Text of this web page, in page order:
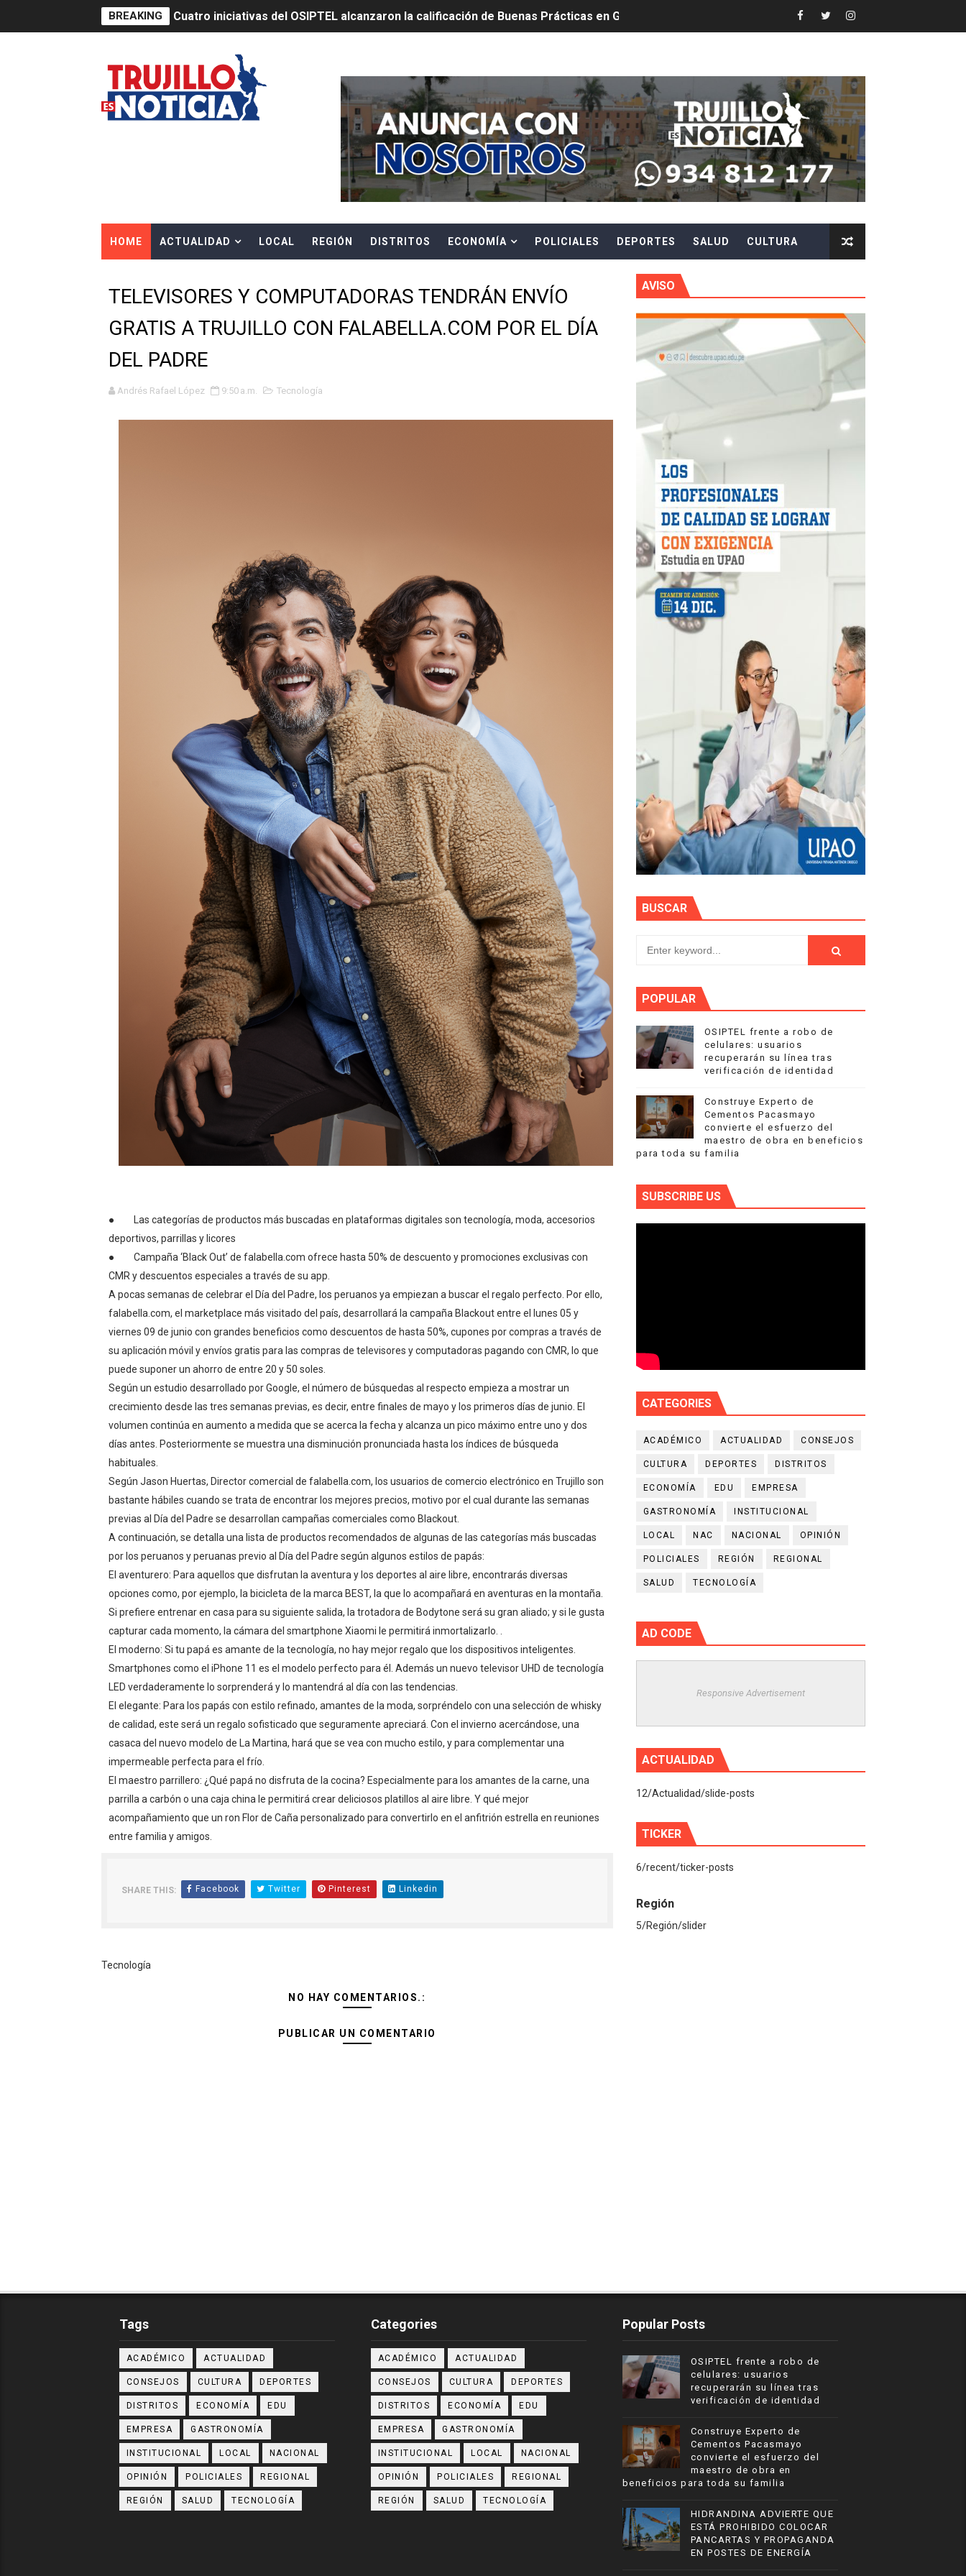
BREAKING Cuatro iniciativas del OSIPTEL alcanzaron la calificación de Buenas Prácticas en Gestión Pública 2026
HIDRANDINA ADVIERTE QUE ESTÁ PROHIBIDO COLOCAR PANCARTAS Y PROPAGANDA EN POSTES DE ENERGÍA
HIDRANDINA: ACTUALIZA TUS DATOS PARA CONOCER SOBRE CORTES PROGRAMADOS Y AGILIZAR LA ATENCIÓN ANTE PROBLEMAS ELÉCTRICOS
ADAS: QUEDAN MENOS DE 90 DÍAS PARA PROTEGER A TRUJILLO Y VIRÚ DE "EL NIÑO"
Construye Experto de Cementos Pacasmayo convierte el esfuerzo del maestro de obra en beneficios para toda su familia
IPE: Nuevo gobierno debe priorizar el impulso a la inversión privada y medidas contra fenómeno El Niño
HIDRANDINA ALERTA SOBRE FALSOS TRABAJADORES Y BRINDA RECOMENDACIONES PARA EVITAR ROBOS Y ESTAFAS
HIDRANDINA ADVIERTE SOBRE EL PELIGRO DE LOS CABLES EN DESUSO Y EXHORTA A LA CIUDADANÍA A REPORTARLOS
HASTA EL 2 DE AGOSTO TIENEN PLAZO PARA PONERSE AL DÍA EN SU RECIBO Y PARTICIPAR EN EL SORTEO DE HIDRANDINA
Tres de cada cuatro atenciones del OSIPTEL estuvieron relacionadas con el servicio móvil en primer semestre de 2026
OSIPTEL: nueve de cada 10 atenciones a usuarios de La Libertad fueron sobre el servicio móvil en el primer semestre de 2026
GEANMARCO QUEZADA PRESTÓ JURAMENTO COMO DIPUTADO "POR LA PACIFICACIÓN DE LA LIBERTAD"
14 COLEGIOS DE TRUJILLO Y VIRÚ BUSCAN LA ACREDITACIÓN DEL PROGRAMA “APRENDIENDO CON ENERGÍA” DE HIDRANDINA
¿Viajas por Fiestas Patrias? Así puedes evitar pagar por telefonía, internet o televisión de paga mientras no estés en casa
JAMES PÉREZ ASEGURA QUE EN SUS PRIMEROS MESES DE GESTIÓN RECUPERARÁ LAS PISTAS DE FLORENCIA DE MORA
MÁS DE 12 MIL USUARIOS QUEDARON SIN ENERGÍA POR NO RESPETARSE LAS DISTANCIAS MÍNIMAS DE SEGURIDAD
OSIPTEL: Ahora dar de baja tu servicio de internet o telefonía solo toma un día hábil
¿Viajas por fiestas patrias? OSIPTEL recomienda verificar la cobertura móvil de tu destino con Checa tu señal
REGULARIZA TUS DEUDAS POR VIDEO GESTIÓN, ACCEDE A FACILIDADES DE PAGO Y PARTICIPA EN EL SORTEO POR FIESTAS PATRIAS DE
HIDRANDINA: POR FIESTAS PATRIAS APROVECHA LAS FACILIDADES DE PAGO PARA REGULARIZAR DEUDAS ELÉCTRICAS
La sostenibilidad es responsabilidad de todos: El 77% de peruanos reconoce posibles impactos ambientales de la minería
HOME ACTUALIDAD LOCAL REGIÓN DISTRITOS ECONOMÍA POLICIALES DEPORTES SALUD CULTURA
TELEVISORES Y COMPUTADORAS TENDRÁN ENVÍO
GRATIS A TRUJILLO CON FALABELLA.COM POR EL DÍA
DEL PADRE
Andrés Rafael López 9:50 a.m. Tecnología
● Las categorías de productos más buscadas en plataformas digitales son tecnología, moda, accesorios
deportivos, parrillas y licores
● Campaña ‘Black Out’ de falabella.com ofrece hasta 50% de descuento y promociones exclusivas con
CMR y descuentos especiales a través de su app.
A pocas semanas de celebrar el Día del Padre, los peruanos ya empiezan a buscar el regalo perfecto. Por ello,
falabella.com, el marketplace más visitado del país, desarrollará la campaña Blackout entre el lunes 05 y
viernes 09 de junio con grandes beneficios como descuentos de hasta 50%, cupones por compras a través de
su aplicación móvil y envíos gratis para las compras de televisores y computadoras pagando con CMR, lo que
puede suponer un ahorro de entre 20 y 50 soles.
Según un estudio desarrollado por Google, el número de búsquedas al respecto empieza a mostrar un
crecimiento desde las tres semanas previas, es decir, entre finales de mayo y los primeros días de junio. El
volumen continúa en aumento a medida que se acerca la fecha y alcanza un pico máximo entre uno y dos
días antes. Posteriormente se muestra una disminución pronunciada hasta los índices de búsqueda
habituales.
Según Jason Huertas, Director comercial de falabella.com, los usuarios de comercio electrónico en Trujillo son
bastante hábiles cuando se trata de encontrar los mejores precios, motivo por el cual durante las semanas
previas al Día del Padre se desarrollan campañas comerciales como Blackout.
A continuación, se detalla una lista de productos recomendados de algunas de las categorías más buscadas
por los peruanos y peruanas previo al Día del Padre según algunos estilos de papás:
El aventurero: Para aquellos que disfrutan la aventura y los deportes al aire libre, encontrarás diversas
opciones como, por ejemplo, la bicicleta de la marca BEST, la que lo acompañará en aventuras en la montaña.
Si prefiere entrenar en casa para su siguiente salida, la trotadora de Bodytone será su gran aliado; y si le gusta
capturar cada momento, la cámara del smartphone Xiaomi le permitirá inmortalizarlo. .
El moderno: Si tu papá es amante de la tecnología, no hay mejor regalo que los dispositivos inteligentes.
Smartphones como el iPhone 11 es el modelo perfecto para él. Además un nuevo televisor UHD de tecnología
LED verdaderamente lo sorprenderá y lo mantendrá al día con las tendencias.
El elegante: Para los papás con estilo refinado, amantes de la moda, sorpréndelo con una selección de whisky
de calidad, este será un regalo sofisticado que seguramente apreciará. Con el invierno acercándose, una
casaca del nuevo modelo de La Martina, hará que se vea con mucho estilo, y para complementar una
impermeable perfecta para el frío.
El maestro parrillero: ¿Qué papá no disfruta de la cocina? Especialmente para los amantes de la carne, una
parrilla a carbón o una caja china le permitirá crear deliciosos platillos al aire libre. Y qué mejor
acompañamiento que un ron Flor de Caña personalizado para convertirlo en el anfitrión estrella en reuniones
entre familia y amigos.
SHARE THIS: Facebook Twitter Pinterest Linkedin
Tecnología
NO HAY COMENTARIOS.:
PUBLICAR UN COMENTARIO
AVISO
BUSCAR
POPULAR
OSIPTEL frente a robo de
celulares: usuarios
recuperarán su línea tras
verificación de identidad
Construye Experto de
Cementos Pacasmayo
convierte el esfuerzo del
maestro de obra en beneficios
para toda su familia
SUBSCRIBE US
CATEGORIES
ACADÉMICO ACTUALIDAD CONSEJOS
CULTURA DEPORTES DISTRITOS
ECONOMÍA EDU EMPRESA
GASTRONOMÍA INSTITUCIONAL
LOCAL NAC NACIONAL OPINIÓN
POLICIALES REGIÓN REGIONAL
SALUD TECNOLOGÍA
AD CODE
Responsive Advertisement
ACTUALIDAD
12/Actualidad/slide-posts
TICKER
6/recent/ticker-posts
Región
5/Región/slider
Tags
ACADÉMICO ACTUALIDAD
CONSEJOS CULTURA DEPORTES
DISTRITOS ECONOMÍA EDU
EMPRESA GASTRONOMÍA
INSTITUCIONAL LOCAL NACIONAL
OPINIÓN POLICIALES REGIONAL
REGIÓN SALUD TECNOLOGÍA
Categories
ACADÉMICO ACTUALIDAD
CONSEJOS CULTURA DEPORTES
DISTRITOS ECONOMÍA EDU
EMPRESA GASTRONOMÍA
INSTITUCIONAL LOCAL NACIONAL
OPINIÓN POLICIALES REGIONAL
REGIÓN SALUD TECNOLOGÍA
Popular Posts
OSIPTEL frente a robo de
celulares: usuarios
recuperarán su línea tras
verificación de identidad
Construye Experto de
Cementos Pacasmayo
convierte el esfuerzo del
maestro de obra en
beneficios para toda su familia
HIDRANDINA ADVIERTE QUE
ESTÁ PROHIBIDO COLOCAR
PANCARTAS Y PROPAGANDA
EN POSTES DE ENERGÍA